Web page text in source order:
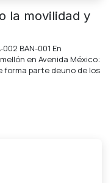
la movilidad y
BA​​​​​​N​​-001 En
en Avenida México:
forma parte deuno de los